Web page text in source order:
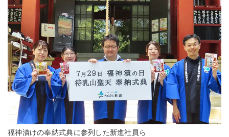
福神漬けの奉納式典に参列した新進社員ら